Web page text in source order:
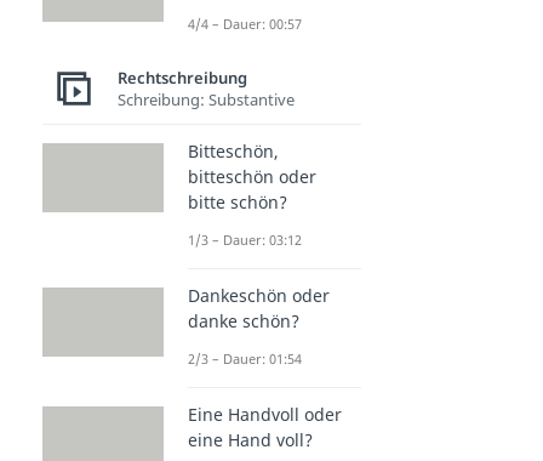
4/4 – Dauer: 00:57
Rechtschreibung
Schreibung: Substantive
Bitteschön,
bitteschön oder
bitte schön?
1/3 – Dauer: 03:12
Dankeschön oder
danke schön?
2/3 – Dauer: 01:54
Eine Handvoll oder
eine Hand voll?